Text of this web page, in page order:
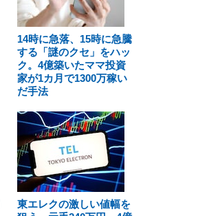
14時に急落、15時に急騰
する「謎のクセ」をハッ
ク。4億築いたママ投資
家が1カ月で1300万稼い
だ手法
東エレクの激しい値幅を